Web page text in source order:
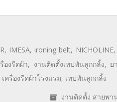
, IMESA, ironing belt, NICHOLINE,
องรีดผ้า, งานติดตั้งเทปพันลูกกลิ้ง, ย
เครื่องรีดผ้าโรงแรม, เทปพันลูกกลิ้ง
งานติดตั้ง สายพ